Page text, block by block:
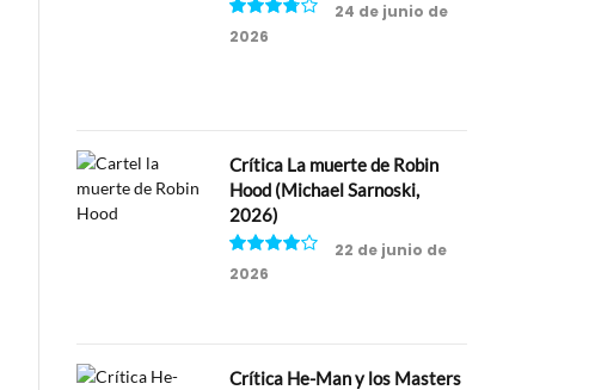
7.5
24 de junio de
2026
Crítica La muerte de Robin
Hood (Michael Sarnoski,
2026)
8
22 de junio de
2026
Crítica He-Man y los Masters